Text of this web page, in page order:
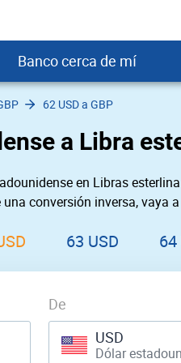
crediticio
Banco cerca de mí
de Mí
Cerca de Mí
de Mí
Cerca de Mí
62 USD a GBP
a Libra
en Libras
conversión inversa, vaya a
63 USD 64
De
USD
Dólar